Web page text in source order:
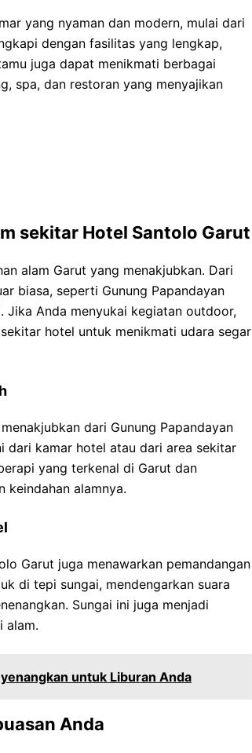
yang nyaman dan modern, mulai dari
dengan fasilitas yang lengkap,
juga dapat menikmati berbagai
spa, dan restoran yang menyajikan
sekitar Hotel Santolo Garut
alam Garut yang menakjubkan. Dari
biasa, seperti Gunung Papandayan
Jika Anda menyukai kegiatan outdoor,
hotel untuk menikmati udara segar
dari Gunung Papandayan
dari kamar hotel atau dari area sekitar
yang terkenal di Garut dan
keindahan alamnya.
Garut juga menawarkan pemandangan
di tepi sungai, mendengarkan suara
Sungai ini juga menjadi
alam.
untuk Liburan Anda
Anda